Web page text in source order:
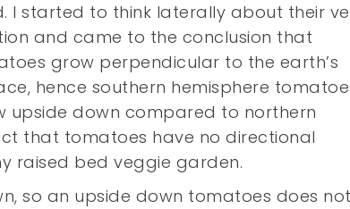
I started to think laterally about their
and came to the conclusion that
grow perpendicular to the earth’s
hence southern hemisphere
upside down compared to northern
that tomatoes have no directional
raised bed veggie garden.
so an upside down tomatoes does not